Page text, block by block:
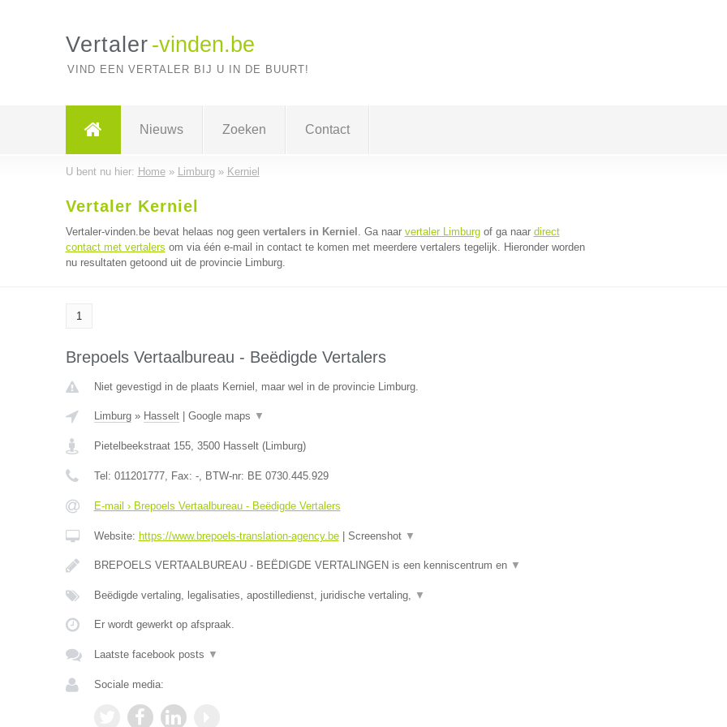
Vertaler -vinden.be
VIND EEN VERTALER BIJ U IN DE BUURT!
Nieuws Zoeken Contact
U bent nu hier: Home» Limburg» Kerniel
Vertaler Kerniel
Vertaler-vinden.be bevat helaas nog geen vertalers in Kerniel . Ga naar vertaler Limburgof ga naar direct
contact met vertalers om via één e-mail in contact te komen met meerdere vertalers tegelijk. Hieronder worden
nu resultaten getoond uit de provincie Limburg.
1
Brepoels Vertaalbureau - Beëdigde Vertalers
Niet gevestigd in de plaats Kerniel, maar wel in de provincie Limburg.
Limburg» Hasselt| Google maps ▼
Pietelbeekstraat 155, 3500 Hasselt(Limburg)
Tel: 011201777, Fax: -, BTW-nr: BE 0730.445.929
E-mail › Brepoels Vertaalbureau - Beëdigde Vertalers
Website: https://www.brepoels-translation-agency.be| Screenshot ▼
BREPOELS VERTAALBUREAU - BEËDIGDE VERTALINGEN is een kenniscentrum en ▼
Beëdigde vertaling, legalisaties, apostilledienst, juridische vertaling, ▼
Er wordt gewerkt op afspraak.
Laatste facebook posts ▼
Sociale media: